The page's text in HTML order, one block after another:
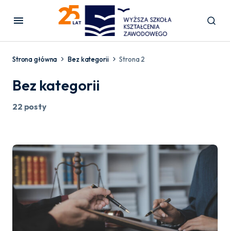
Strona główna Bez kategorii Strona 2
Bez kategorii
22 posty